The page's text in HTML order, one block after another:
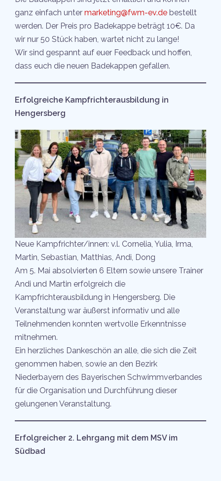
ganz einfach unter marketing@fwm-ev.de bestellt
werden. Der Preis pro Badekappe beträgt 10€. Da
wir nur 50 Stück haben, wartet nicht zu lange!
Wir sind gespannt auf euer Feedback und hoffen,
dass euch die neuen Badekappen gefallen.
Erfolgreiche Kampfrichterausbildung in
Hengersberg
Neue Kampfrichter/innen: v.l. Cornelia, Yulia, Irma,
Martin, Sebastian, Matthias, Andi, Dong
Am 5. Mai absolvierten 6 Eltern sowie unsere Trainer
Andi und Martin erfolgreich die
Kampfrichterausbildung in Hengersberg. Die
Veranstaltung war äußerst informativ und alle
Teilnehmenden konnten wertvolle Erkenntnisse
mitnehmen.
Ein herzliches Dankeschön an alle, die sich die Zeit
genommen haben, sowie an den Bezirk
Niederbayern des Bayerischen Schwimmverbandes
für die Organisation und Durchführung dieser
gelungenen Veranstaltung.
Erfolgreicher 2. Lehrgang mit dem MSV im
Südbad